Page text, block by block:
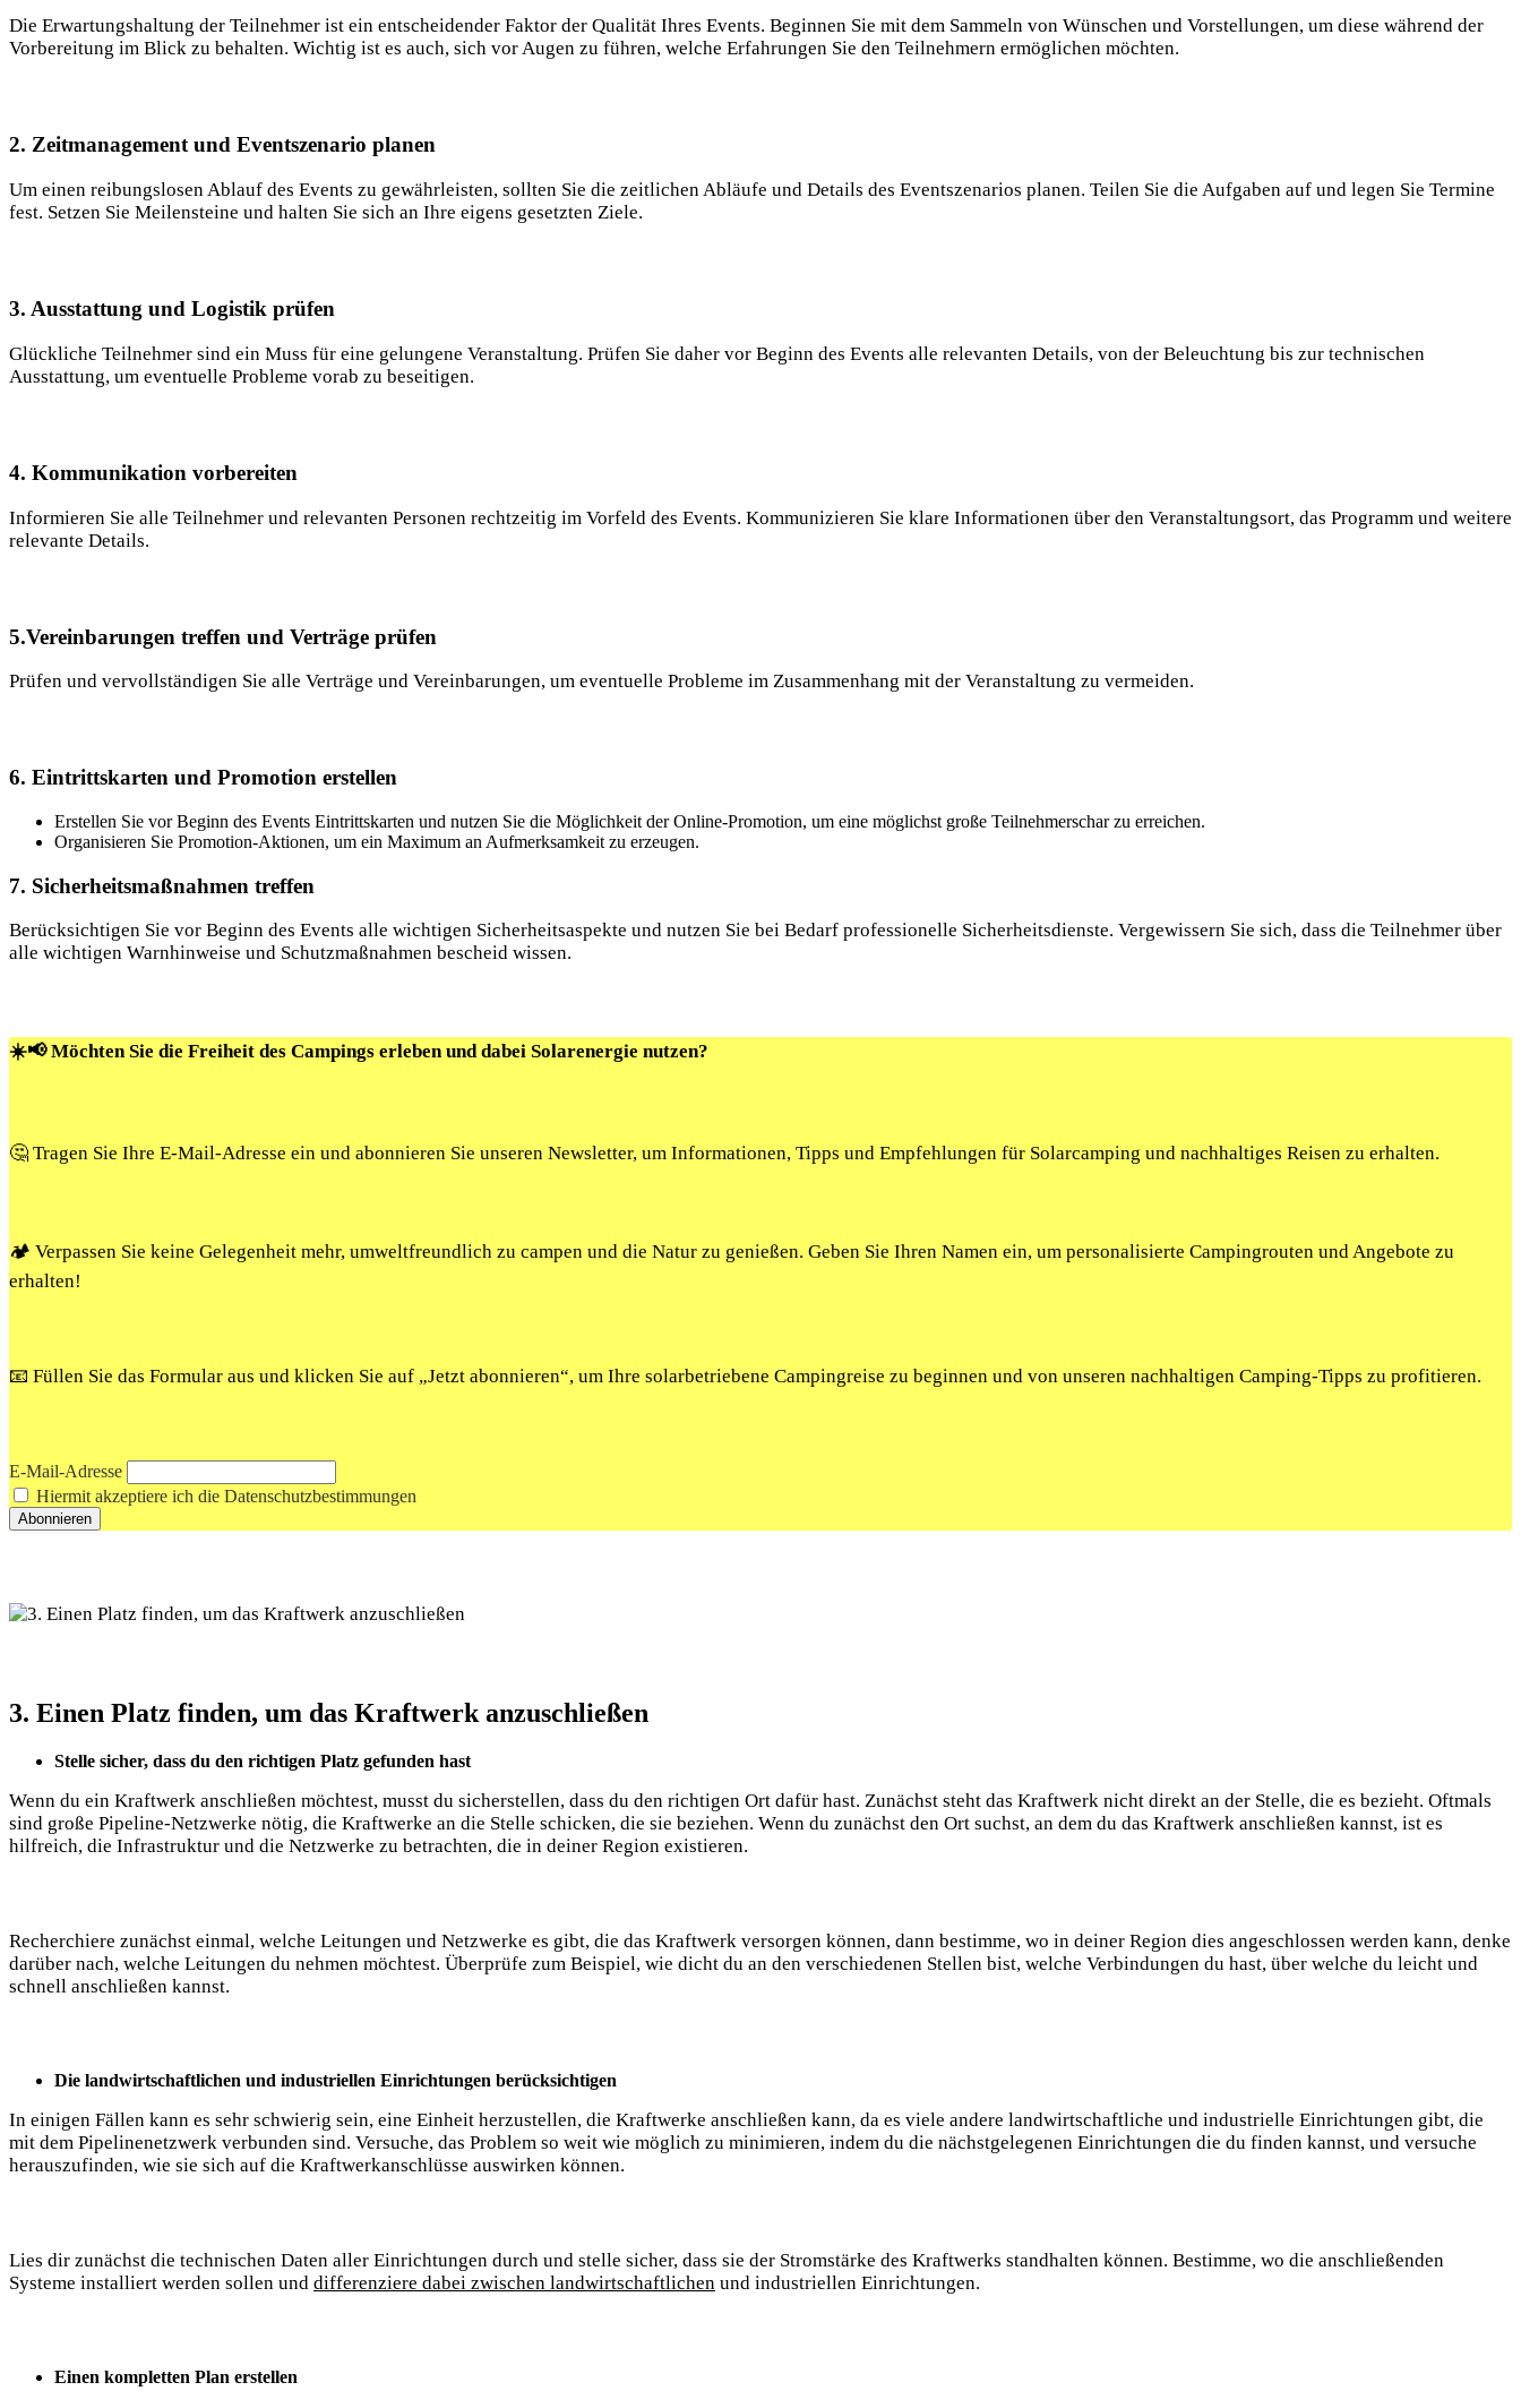
Die Erwartungshaltung der Teilnehmer ist ein entscheidender Faktor der Qualität Ihres Events. Beginnen Sie mit dem Sammeln von Wünschen und Vorstellungen, um diese während der
Vorbereitung im Blick zu behalten. Wichtig ist es auch, sich vor Augen zu führen, welche Erfahrungen Sie den Teilnehmern ermöglichen möchten.
2. Zeitmanagement und Eventszenario planen
Um einen reibungslosen Ablauf des Events zu gewährleisten, sollten Sie die zeitlichen Abläufe und Details des Eventszenarios planen. Teilen Sie die Aufgaben auf und legen Sie Termine
fest. Setzen Sie Meilensteine und halten Sie sich an Ihre eigens gesetzten Ziele.
3. Ausstattung und Logistik prüfen
Glückliche Teilnehmer sind ein Muss für eine gelungene Veranstaltung. Prüfen Sie daher vor Beginn des Events alle relevanten Details, von der Beleuchtung bis zur technischen
Ausstattung, um eventuelle Probleme vorab zu beseitigen.
4. Kommunikation vorbereiten
Informieren Sie alle Teilnehmer und relevanten Personen rechtzeitig im Vorfeld des Events. Kommunizieren Sie klare Informationen über den Veranstaltungsort, das Programm und weitere
relevante Details.
5.Vereinbarungen treffen und Verträge prüfen
Prüfen und vervollständigen Sie alle Verträge und Vereinbarungen, um eventuelle Probleme im Zusammenhang mit der Veranstaltung zu vermeiden.
6. Eintrittskarten und Promotion erstellen
Erstellen Sie vor Beginn des Events Eintrittskarten und nutzen Sie die Möglichkeit der Online-Promotion, um eine möglichst große Teilnehmerschar zu erreichen.
Organisieren Sie Promotion-Aktionen, um ein Maximum an Aufmerksamkeit zu erzeugen.
7. Sicherheitsmaßnahmen treffen
Berücksichtigen Sie vor Beginn des Events alle wichtigen Sicherheitsaspekte und nutzen Sie bei Bedarf professionelle Sicherheitsdienste. Vergewissern Sie sich, dass die Teilnehmer über
alle wichtigen Warnhinweise und Schutzmaßnahmen bescheid wissen.
☀️📢 Möchten Sie die Freiheit des Campings erleben und dabei Solarenergie nutzen?
🤔 Tragen Sie Ihre E-Mail-Adresse ein und abonnieren Sie unseren Newsletter, um Informationen, Tipps und Empfehlungen für Solarcamping und nachhaltiges Reisen zu erhalten.
🏕️ Verpassen Sie keine Gelegenheit mehr, umweltfreundlich zu campen und die Natur zu genießen. Geben Sie Ihren Namen ein, um personalisierte Campingrouten und Angebote zu
erhalten!
📧 Füllen Sie das Formular aus und klicken Sie auf „Jetzt abonnieren“, um Ihre solarbetriebene Campingreise zu beginnen und von unseren nachhaltigen Camping-Tipps zu profitieren.
E-Mail-Adresse
Hiermit akzeptiere ich die Datenschutzbestimmungen
3. Einen Platz finden, um das Kraftwerk anzuschließen
Stelle sicher, dass du den richtigen Platz gefunden hast
Wenn du ein Kraftwerk anschließen möchtest, musst du sicherstellen, dass du den richtigen Ort dafür hast. Zunächst steht das Kraftwerk nicht direkt an der Stelle, die es bezieht. Oftmals
sind große Pipeline-Netzwerke nötig, die Kraftwerke an die Stelle schicken, die sie beziehen. Wenn du zunächst den Ort suchst, an dem du das Kraftwerk anschließen kannst, ist es
hilfreich, die Infrastruktur und die Netzwerke zu betrachten, die in deiner Region existieren.
Recherchiere zunächst einmal, welche Leitungen und Netzwerke es gibt, die das Kraftwerk versorgen können, dann bestimme, wo in deiner Region dies angeschlossen werden kann, denke
darüber nach, welche Leitungen du nehmen möchtest. Überprüfe zum Beispiel, wie dicht du an den verschiedenen Stellen bist, welche Verbindungen du hast, über welche du leicht und
schnell anschließen kannst.
Die landwirtschaftlichen und industriellen Einrichtungen berücksichtigen
In einigen Fällen kann es sehr schwierig sein, eine Einheit herzustellen, die Kraftwerke anschließen kann, da es viele andere landwirtschaftliche und industrielle Einrichtungen gibt, die
mit dem Pipelinenetzwerk verbunden sind. Versuche, das Problem so weit wie möglich zu minimieren, indem du die nächstgelegenen Einrichtungen die du finden kannst, und versuche
herauszufinden, wie sie sich auf die Kraftwerkanschlüsse auswirken können.
Lies dir zunächst die technischen Daten aller Einrichtungen durch und stelle sicher, dass sie der Stromstärke des Kraftwerks standhalten können. Bestimme, wo die anschließenden
Systeme installiert werden sollen und differenziere dabei zwischen landwirtschaftlichen und industriellen Einrichtungen.
Einen kompletten Plan erstellen